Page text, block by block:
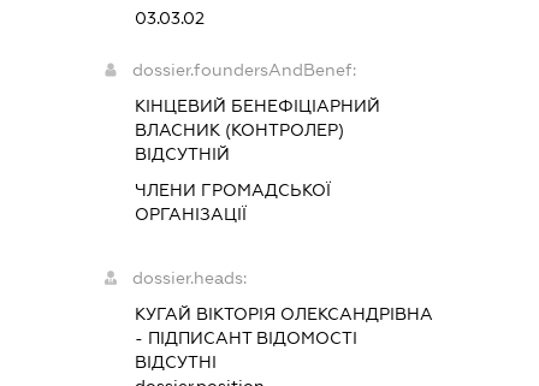
03.03.02
dossier.foundersAndBenef:
КІНЦЕВИЙ БЕНЕФІЦІАРНИЙ
ВЛАСНИК (КОНТРОЛЕР)
ВІДСУТНІЙ
ЧЛЕНИ ГРОМАДСЬКОЇ
ОРГАНІЗАЦІЇ
dossier.heads:
КУГАЙ ВІКТОРІЯ ОЛЕКСАНДРІВНА
- ПІДПИСАНТВІДОМОСТІ
ВІДСУТНІ